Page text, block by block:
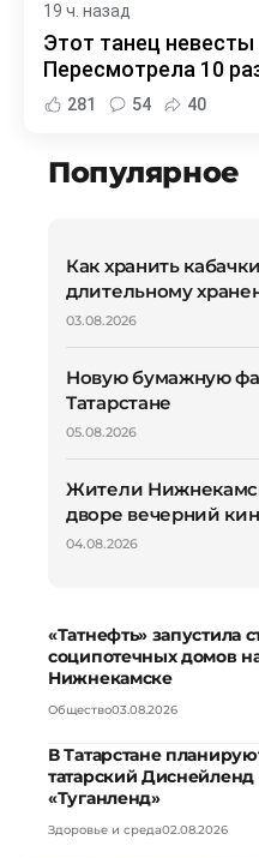
19 ч. назад
Этот танец невесты
Пересмотрела 10
281 54 40
Популярное
Как хранить
длительному
03.08.2026
Новую бумажную
Татарстане
05.08.2026
Жители
дворе вечерний
04.08.2026
«Татнефть» запустила
соципотечных домов
Нижнекамске
Общество03.08.2026
В Татарстане
татарский
«Туганленд»
Здоровье и среда02.08.2026